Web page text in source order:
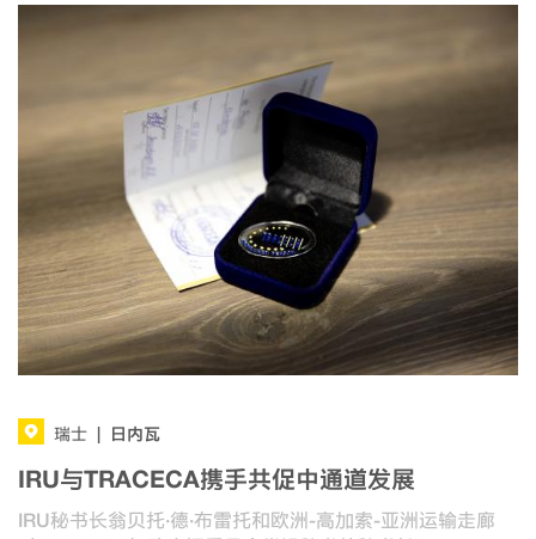
瑞士 日内瓦
IRU与TRACECA携手共促中通道发展
IRU秘书长翁贝托·德·布雷托和欧洲-高加索-亚洲运输走廊